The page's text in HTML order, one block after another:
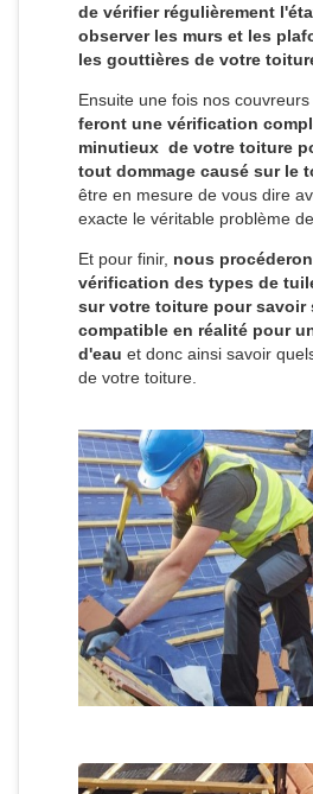
de vérifier régulièrement
observer les murs et les
les gouttières de votre
Ensuite une fois nos couvreurs
feront une vérification
minutieux de votre toiture
tout dommage causé sur le
être en mesure de vous dire
exacte le véritable problème
Et pour finir, nous
vérification des types de
sur votre toiture pour savoir
compatible en réalité pour
d'eau et donc ainsi savoir
de votre toiture.